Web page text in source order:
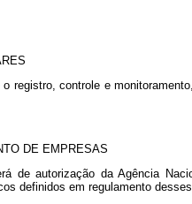
controle e
DE EMPRESAS
de autorização da Agência
definidos em regulamento